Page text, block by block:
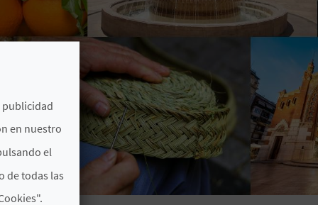
publicidad
en nuestro
el
de todas las